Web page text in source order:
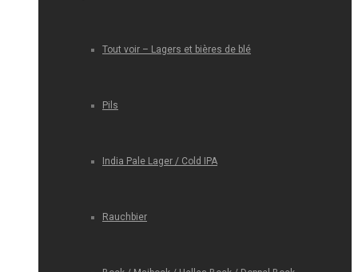
Tout voir – Lagers et bières de blé
Pils
India Pale Lager / Cold IPA
Rauchbier